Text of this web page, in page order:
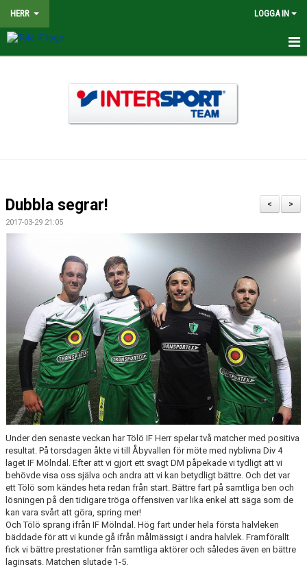
HERR LOGGA IN
BILDGALLERI
>
<
Dubbla segrar!
2017-03-29 21:05
Under den senaste veckan har Tölö IF Herr spelar två matcher med positiva
resultat. På torsdagen åkte vi till Åbyvallen för möte med nyblivna Div 4
laget IF Mölndal. Efter att vi gjort ett svagt DM påpekade vi tydligt att vi
behövde visa oss själva och andra att vi kan betydligt bättre. Och det var
ett Tölö som kändes heta redan från start. Bättre fart på samtliga ben och
lösningen på den tidigare tröga offensiven var lika enkel att säga som de
kan vara svårt att göra, spring mer!
Och Tölö sprang ifrån IF Mölndal. Hög fart under hela första halvleken
bäddade för att vi kunde gå ifrån målmässigt i andra halvlek. Framförallt
fick vi bättre prestationer från samtliga aktörer och således även en bättre
laginsats. Matchen slutade 1-5.